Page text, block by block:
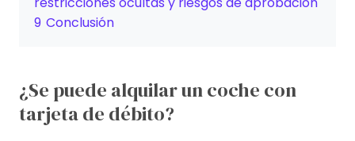
9 Conclusión
¿Se puede alquilar un coche con
tarjeta de débito?